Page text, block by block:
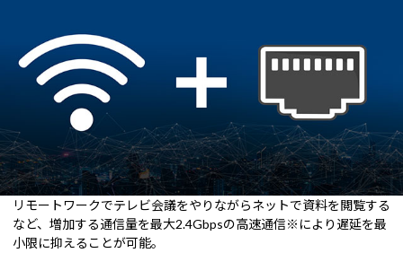
リモートワークでテレビ会議をやりながらネットで資料を閲覧する
など、増加する通信量を最大2.4Gbpsの高速通信※により遅延を最
小限に抑えることが可能。